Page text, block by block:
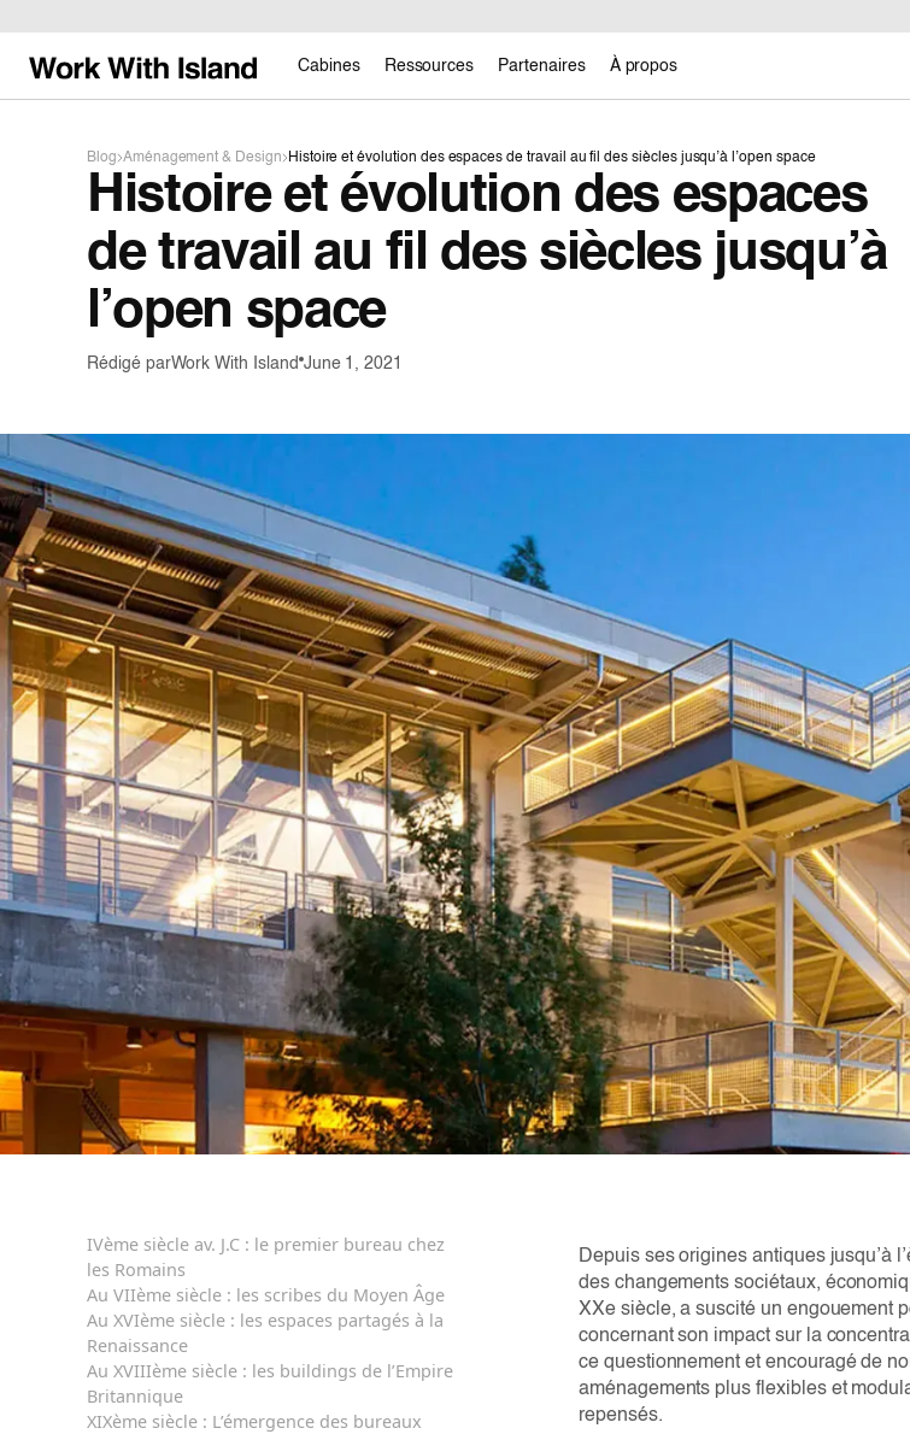
Cabines Ressources Partenaires À propos
Blog Aménagement & Design Histoire et évolution des espaces de travail au fil des siècles jusqu’à l’open space
Histoire et évolution des espaces
de travail au fil des siècles jusqu’à
l’open space
Rédigé parWork With Island June 1, 2021
IVème siècle av. J.C : le premier bureau chez
les Romains
Au VIIème siècle : les scribes du Moyen Âge
Au XVIème siècle : les espaces partagés à la
Renaissance
Au XVIIIème siècle : les buildings de l’Empire
Britannique
XIXème siècle : L’émergence des bureaux
Depuis ses origines antiques jusqu’à
des changements sociétaux,
XXe siècle, a suscité un engouement
concernant son impact sur la
ce questionnement et encouragé de
aménagements plus flexibles et
repensés.